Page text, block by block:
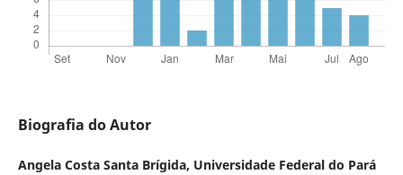
Biografia do Autor
Angela Costa Santa Brígida, Universidade Federal do Pará